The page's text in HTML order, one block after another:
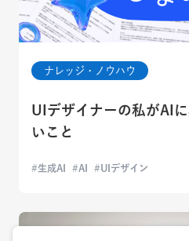
ナレッジ・ノウハウ
UIデザイナーの私がAI
いこと
生成AI AI UIデザイン